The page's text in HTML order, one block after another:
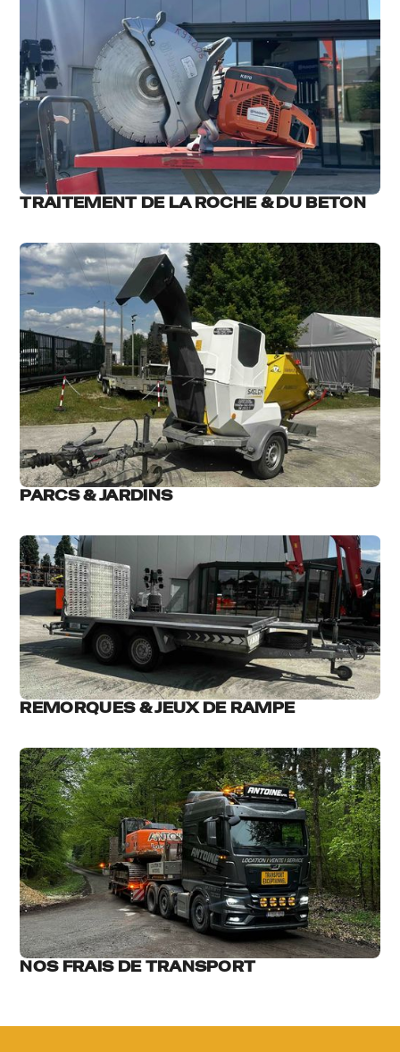
TRAITEMENT DE LA ROCHE & DU BETON
PARCS & JARDINS
REMORQUES & JEUX DE RAMPE
NOS FRAIS DE TRANSPORT